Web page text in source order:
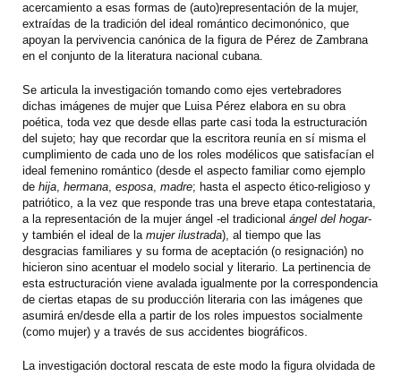
acercamiento a esas formas de (auto)representación de la mujer,
extraídas de la tradición del ideal romántico decimonónico, que
apoyan la pervivencia canónica de la figura de Pérez de Zambrana
en el conjunto de la literatura nacional cubana.
Se articula la investigación tomando como ejes vertebradores
dichas imágenes de mujer que Luisa Pérez elabora en su obra
poética, toda vez que desde ellas parte casi toda la estructuración
del sujeto; hay que recordar que la escritora reunía en sí misma el
cumplimiento de cada uno de los roles modélicos que satisfacían el
ideal femenino romántico (desde el aspecto familiar como ejemplo
de hija, hermana, esposa, madre; hasta el aspecto ético-religioso y
patriótico, a la vez que responde tras una breve etapa contestataria,
a la representación de la mujer ángel -el tradicional ángel del hogar-
y también el ideal de la mujer ilustrada), al tiempo que las
desgracias familiares y su forma de aceptación (o resignación) no
hicieron sino acentuar el modelo social y literario. La pertinencia de
esta estructuración viene avalada igualmente por la correspondencia
de ciertas etapas de su producción literaria con las imágenes que
asumirá en/desde ella a partir de los roles impuestos socialmente
(como mujer) y a través de sus accidentes biográficos.
La investigación doctoral rescata de este modo la figura olvidada de